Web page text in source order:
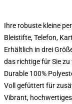
Ihre robuste kleine
Bleistifte, Telefon,
Erhältlich in drei
das richtige für Sie zu
Durable 100%
Voll gefüttert für
Vibrant,